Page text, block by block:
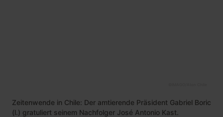
Zeitenwende in Chile: Der amtierende Präsident Gabriel Boric
(l.) gratuliert seinem Nachfolger José Antonio Kast.